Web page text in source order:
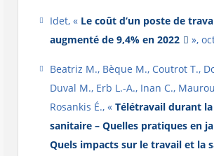
Idet, « Le coût d’un poste de
augmenté de 9,4% en 2022
»,
Beatriz M., Bèque M., Coutrot T.,
Duval M., Erb L.-A., Inan C.,
Rosankis É., « Télétravail durant
sanitaire – Quelles pratiques en
Quels impacts sur le travail et la